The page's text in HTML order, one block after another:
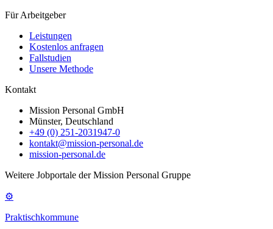
Für Arbeitgeber
Leistungen
Kostenlos anfragen
Fallstudien
Unsere Methode
Kontakt
Mission Personal GmbH
Münster, Deutschland
+49 (0) 251-2031947-0
kontakt@mission-personal.de
mission-personal.de
Weitere Jobportale der Mission Personal Gruppe
⚙
Praktischkommune